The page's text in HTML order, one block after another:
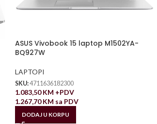
ASUS Vivobook 15 laptop M1502YA-
BQ927W
LAPTOPI
SKU:4711636182300
1.083,50KM +PDV
1.267,70KM sa PDV
DODAJ U KORPU